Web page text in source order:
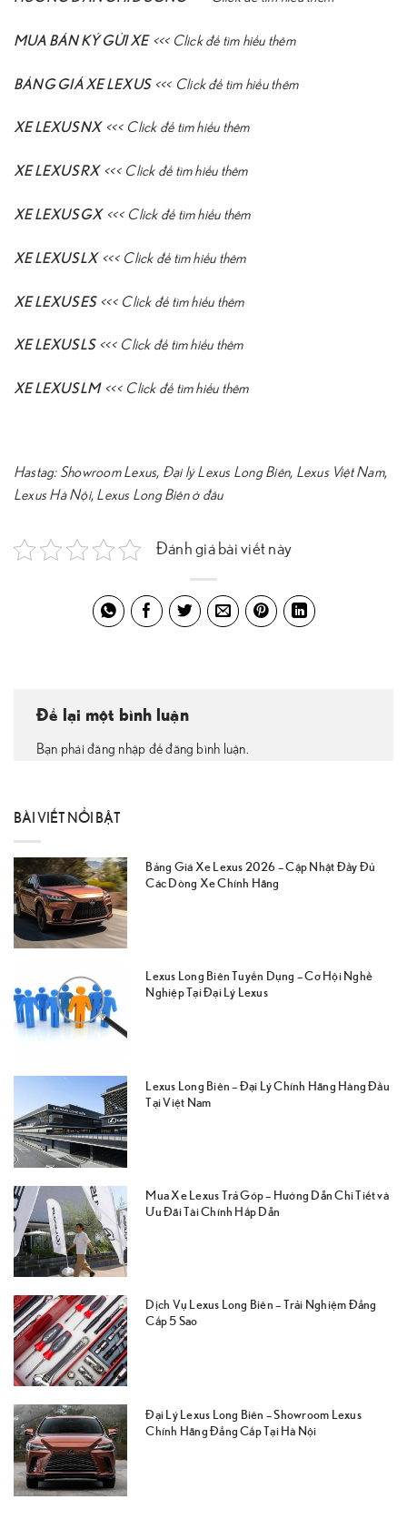
MUA BÁN KÝ GỬI XE <<< Click để tìm hiểu thêm
BẢNG GIÁ XE LEXUS <<< Click để tìm hiểu thêm
XE LEXUS NX <<< Click để tìm hiểu thêm
XE LEXUS RX <<< Click để tìm hiểu thêm
XE LEXUS GX <<< Click để tìm hiểu thêm
XE LEXUS LX <<< Click để tìm hiểu thêm
XE LEXUS ES <<< Click để tìm hiểu thêm
XE LEXUS LS <<< Click để tìm hiểu thêm
XE LEXUS LM <<< Click để tìm hiểu thêm
Hastag: Showroom Lexus, Đại lý Lexus Long Biên, Lexus Việt Nam,
Lexus Hà Nội, Lexus Long Biên ở đâu
Đánh giá bài viết này
Để lại một bình luận
Bạn phải đăng nhập để đăng bình luận.
BÀI VIẾT NỔI BẬT
Bảng Giá Xe Lexus 2026 – Cập Nhật Đầy Đủ
Các Dòng Xe Chính Hãng
Lexus Long Biên Tuyển Dụng – Cơ Hội Nghề
Nghiệp Tại Đại Lý Lexus
Lexus Long Biên – Đại Lý Chính Hãng Hàng Đầu
Tại Việt Nam
Mua Xe Lexus Trả Góp – Hướng Dẫn Chi Tiết và
Ưu Đãi Tài Chính Hấp Dẫn
Dịch Vụ Lexus Long Biên – Trải Nghiệm Đẳng
Cấp 5 Sao
Đại Lý Lexus Long Biên – Showroom Lexus
Chính Hãng Đẳng Cấp Tại Hà Nội